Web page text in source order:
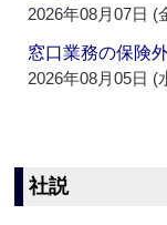
2026年08月07日 (
窓口業務の保険
2026年08月05日 (
社説